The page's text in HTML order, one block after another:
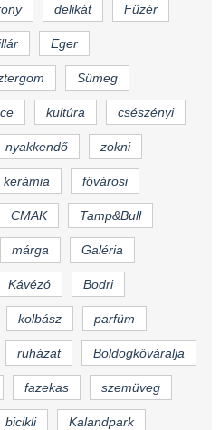
delikát Füzér
Eger
Sümeg
kultúra csészényi
nyakkendő zokni
kerámia fővárosi
CMAK Tamp&Bull
márga Galéria
Kávézó Bodri
kolbász parfüm
ruházat Boldogkőváralja
fazekas szemüveg
bicikli Kalandpark